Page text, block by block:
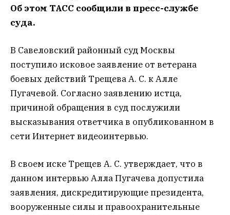
Об этом ТАСС сообщили в пресс-службе
суда.
В Савеловский районный суд Москвы
поступило исковое заявление от ветерана
боевых действий Трещева А. С. к Алле
Пугачевой. Согласно заявлению истца,
причиной обращения в суд послужили
высказывания ответчика в опубликованном в
сети Интернет видеоинтервью.
В своем иске Трещев А. С. утверждает, что в
данном интервью Алла Пугачева допустила
заявления, дискредитирующие президента,
вооруженные силы и правоохранительные